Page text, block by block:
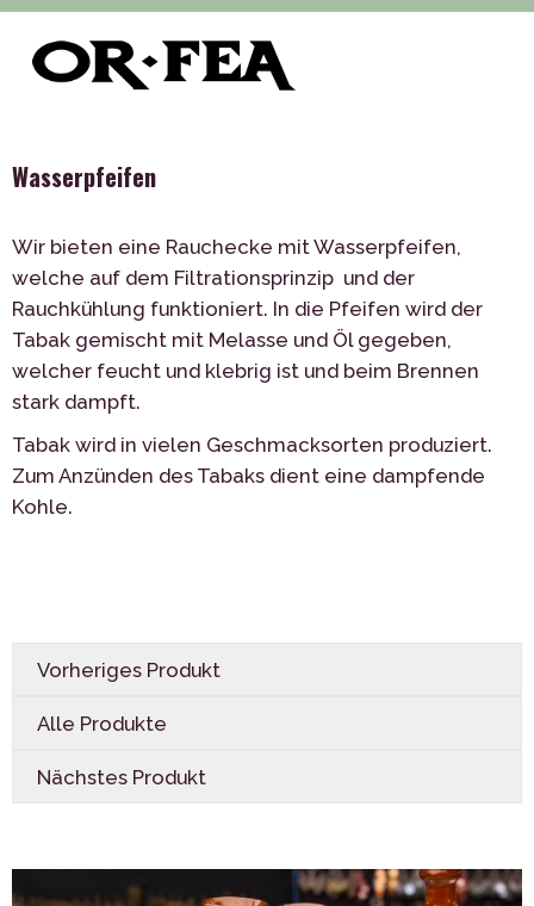
of-fea, programmzentrum > Služby
Interaktive Unterhaltung > Wasserpfeifen
Wasserpfeifen
Wir bieten eine Rauchecke mit Wasserpfeifen,
welche auf dem Filtrationsprinzip und der
Rauchkühlung funktioniert. In die Pfeifen wird der
Tabak gemischt mit Melasse und Öl gegeben,
welcher feucht und klebrig ist und beim Brennen
stark dampft.
Tabak wird in vielen Geschmacksorten produziert.
Zum Anzünden des Tabaks dient eine dampfende
Kohle.
Vorheriges Produkt
Alle Produkte
Nächstes Produkt